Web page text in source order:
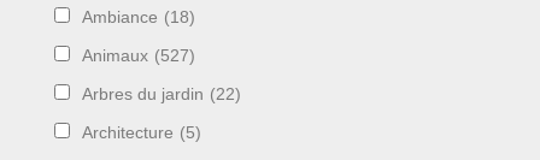
Ambiance (18)
Animaux (527)
Arbres du jardin (22)
Architecture (5)